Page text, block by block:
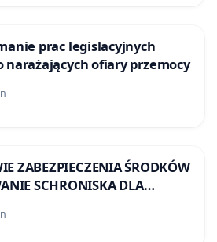
na współczesnym polu walki
Źródłem
w XXI wieku są inwestycje w
dobitnie, jak wysoki poziom
przekłada się na
i skuteczną obronę
ponad 5% PKB na badania
prac legislacyjnych
prawa rodzinnego narażających ofiary przemocy
ZABEZPIECZENIA ŚRODKÓW
SCHRONISKA DLA
W SKARYSZEWIE